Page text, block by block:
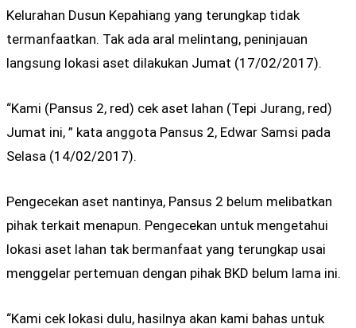
Kelurahan Dusun Kepahiang yang terungkap tidak
termanfaatkan. Tak ada aral melintang, peninjauan
langsung lokasi aset dilakukan Jumat (17/02/2017).
“Kami (Pansus 2, red) cek aset lahan (Tepi Jurang, red)
Jumat ini, ” kata anggota Pansus 2, Edwar Samsi pada
Selasa (14/02/2017).
Pengecekan aset nantinya, Pansus 2 belum melibatkan
pihak terkait menapun. Pengecekan untuk mengetahui
lokasi aset lahan tak bermanfaat yang terungkap usai
menggelar pertemuan dengan pihak BKD belum lama ini.
“Kami cek lokasi dulu, hasilnya akan kami bahas untuk